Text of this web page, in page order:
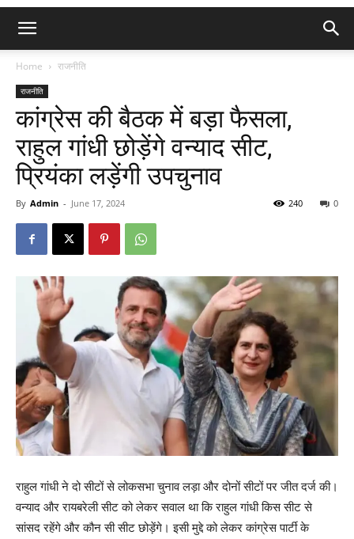
Home राजनीति
राजनीति
कांग्रेस की बैठक में बड़ा फैसला,
राहुल गांधी छोड़ेंगे वन्याद सीट,
प्रियंका लड़ेंगी उपचुनाव
By Admin - June 17, 2024 0
240
राहुल गांधी ने दो सीटों से लोकसभा चुनाव लड़ा और दोनों सीटों पर जीत दर्ज की।
वन्याद और रायबरेली सीट को लेकर सवाल था कि राहुल गांधी किस सीट से
सांसद रहेंगे और कौन सी सीट छोड़ेंगे। इसी मुद्दे को लेकर कांग्रेस पार्टी के